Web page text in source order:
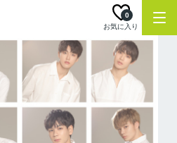
お気に入り
0